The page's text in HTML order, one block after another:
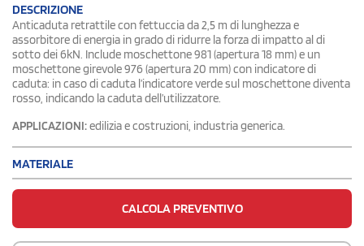
DESCRIZIONE
Anticaduta retrattile con fettuccia da 2,5 m di lunghezza e
assorbitore di energia in grado di ridurre la forza di impatto al di
sotto dei 6kN. Include moschettone 981 (apertura 18 mm) e un
moschettone girevole 976 (apertura 20 mm) con indicatore di
caduta: in caso di caduta l’indicatore verde sul moschettone diventa
rosso, indicando la caduta dell’utilizzatore.
APPLICAZIONI:edilizia e costruzioni, industria generica.
MATERIALE
CALCOLA PREVENTIVO